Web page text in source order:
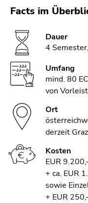
Facts im
Dauer
4
Umfang
mind. 80
von
Ort
derzeit
Kosten
EUR
+ ca. EUR
sowie
+ EUR